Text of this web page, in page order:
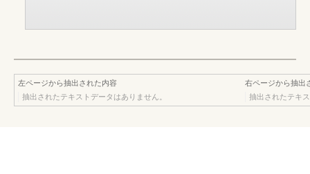
左ページから抽出された内容
抽出されたテキストデータはありません。
右ページから抽出
抽出されたテキ